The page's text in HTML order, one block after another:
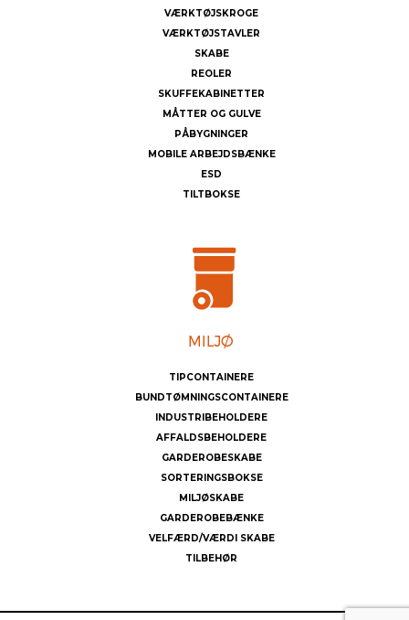
VÆRKTØJSKROGE
VÆRKTØJSTAVLER
SKABE
REOLER
SKUFFEKABINETTER
MÅTTER OG GULVE
PÅBYGNINGER
MOBILE ARBEJDSBÆNKE
ESD
TILTBOKSE
TIPCONTAINERE
BUNDTØMNINGSCONTAINERE
INDUSTRIBEHOLDERE
AFFALDSBEHOLDERE
GARDEROBESKABE
SORTERINGSBOKSE
MILJØSKABE
GARDEROBEBÆNKE
VELFÆRD/VÆRDI SKABE
TILBEHØR